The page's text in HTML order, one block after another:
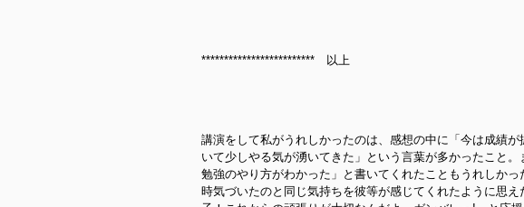
************************* 以上
講演をして私がうれしかったのは、感想の中に「今は成績
いて少しやる気が湧いてきた」という言葉が多かったこと
勉強のやり方がわかった」と書いてくれたこともうれしか
時気づいたのと同じ気持ちを彼等が感じてくれたように思